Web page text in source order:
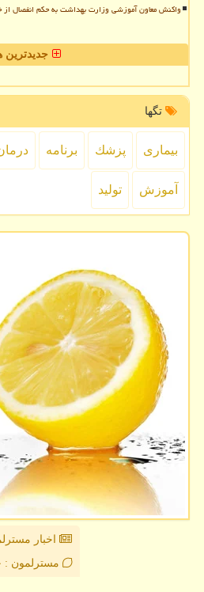
واکنش معاون آموزشی وزارت بهداشت به حکم انفصال
جدیدترین
تگها
بیماری پزشك برنامه
آموزش تولید
اخبار
مسترلمون :